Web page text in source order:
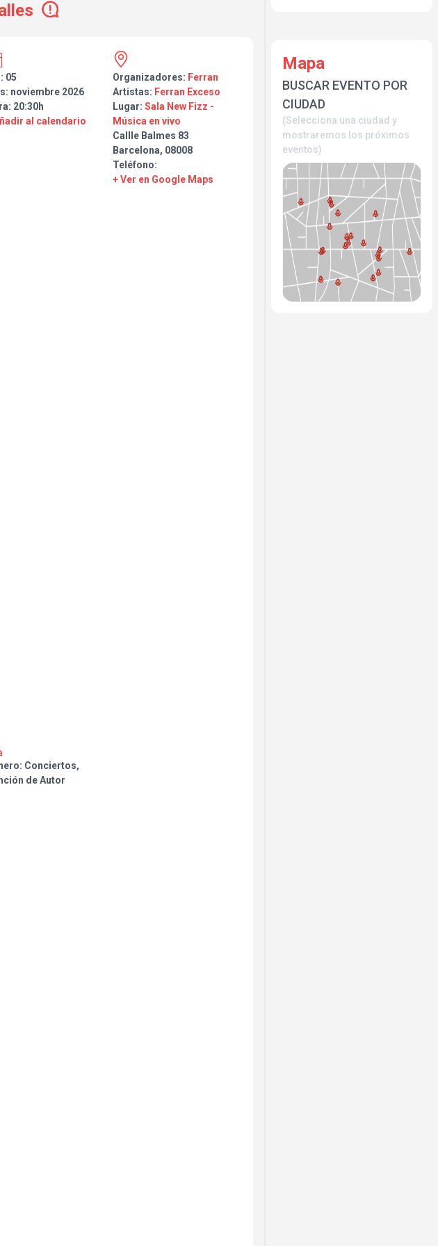
05
noviembre 2026
20:30h
al calendario
Organizadores: Ferran
Artistas: Ferran Exceso
Lugar: Sala New Fizz -
Música en vivo
Callle Balmes 83
Barcelona, 08008
Teléfono:
+ Ver en Google Maps
Conciertos,
de Autor
Mapa
BUSCAR EVENTO POR
CIUDAD
(Selecciona una ciudad y
mostraremos los próximos
eventos)